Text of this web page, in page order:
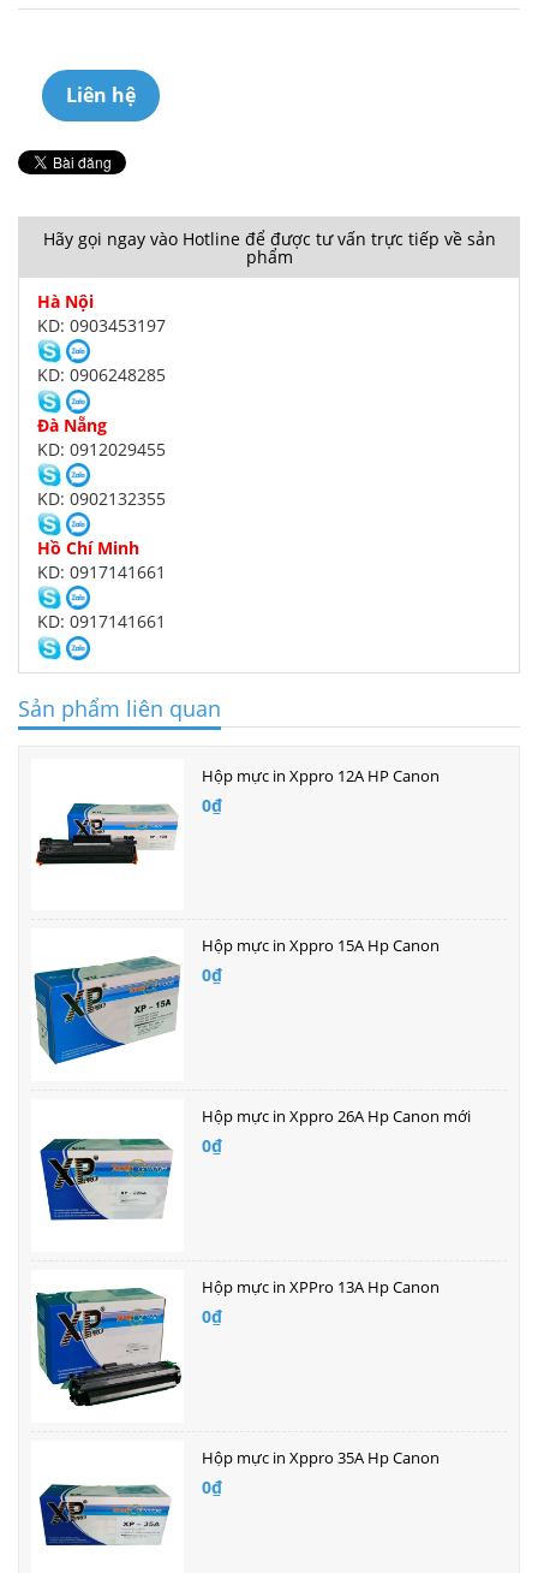
Liên hệ
Hãy gọi ngay vào Hotline để được tư vấn trực tiếp về sản
phẩm
Hà Nội
KD: 0903453197
KD: 0906248285
Đà Nẵng
KD: 0912029455
KD: 0902132355
Hồ Chí Minh
KD: 0917141661
KD: 0917141661
Sản phẩm liên quan
Hộp mực in Xppro 12A HP Canon
0₫
Hộp mực in Xppro 15A Hp Canon
0₫
Hộp mực in Xppro 26A Hp Canon mới
0₫
Hộp mực in XPPro 13A Hp Canon
0₫
Hộp mực in Xppro 35A Hp Canon
0₫